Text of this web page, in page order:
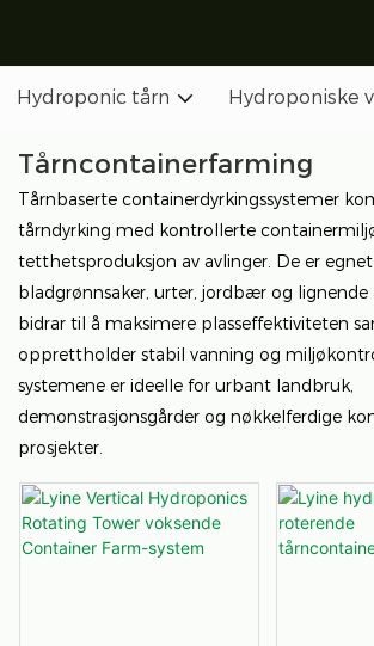
Hydroponic tårn Hydroponiske
Tårncontainerfarming
Tårnbaserte containerdyrkingssystemer
tårndyrking med kontrollerte
tetthetsproduksjon av avlinger. De er
bladgrønnsaker, urter, jordbær og lignende
bidrar til å maksimere plasseffektiviteten
opprettholder stabil vanning og
systemene er ideelle for urbant landbruk,
demonstrasjonsgårder og nøkkelferdige
prosjekter.